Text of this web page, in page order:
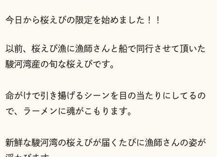
今日から桜えびの限定を始めました！！
以前、桜えび漁に漁師さんと船で同行させて頂いた
駿河湾産の旬な桜えびです。
命がけで引き揚げるシーンを目の当たりにしてるの
で、ラーメンに魂がこもります。
新鮮な駿河湾の桜えびが届くたびに漁師さんの姿が